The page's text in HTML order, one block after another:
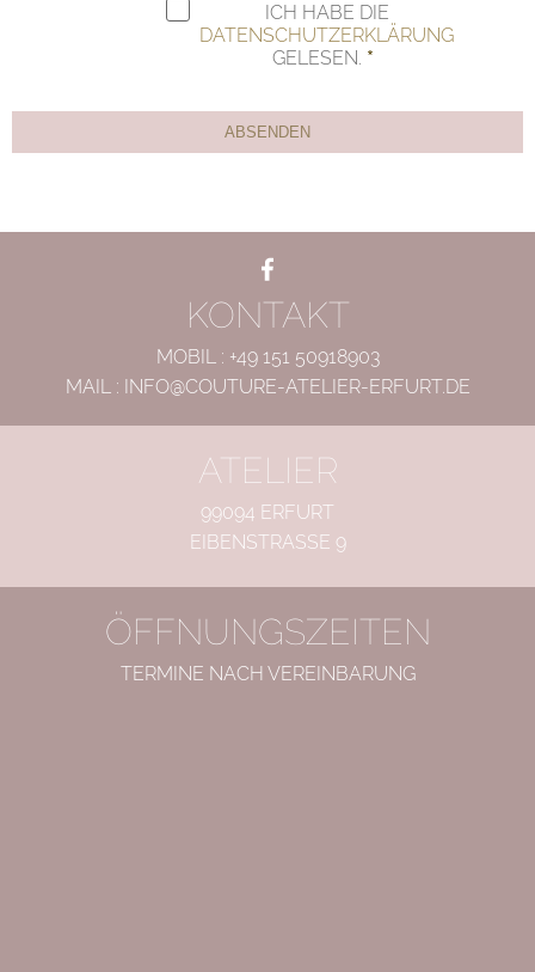
ICH HABE DIE
DATENSCHUTZERKLÄRUNG
GELESEN.
F+
Facebook
KONTAKT
MOBIL : +49 151 50918903
MAIL : INFO@COUTURE-ATELIER-ERFURT.DE
ATELIER
99094 ERFURT
EIBENSTRASSE 9
ÖFFNUNGSZEITEN
TERMINE NACH VEREINBARUNG